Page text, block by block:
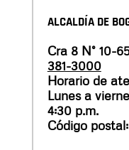
ALCALDÍA DE
Cra 8 N° 10-
381-3000
Horario de
Lunes a
4:30 p.m.
Código postal: